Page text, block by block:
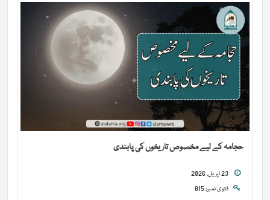
حجامہ کے لیے مخصوص تاریخوں کی پابندی
فتوی نمبر: 815